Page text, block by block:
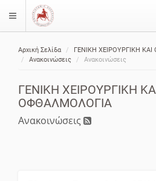
$langMenu
Αρχική Σελίδα
ΓΕΝΙΚΗ ΧΕΙΡΟΥΡΓΙΚΗ
Ανακοινώσεις
Ανακοινώσεις
ΓΕΝΙΚΗ ΧΕΙΡΟΥΡΓΙΚΗ
ΟΦΘΑΛΜΟΛΟΓΙΑ
Ανακοινώσεις